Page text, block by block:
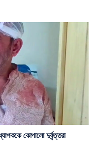
কোপালো দুর্বৃত্তরা